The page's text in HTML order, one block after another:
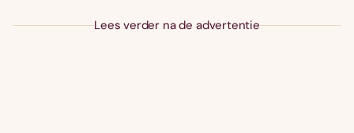
Lees verder na de advertentie